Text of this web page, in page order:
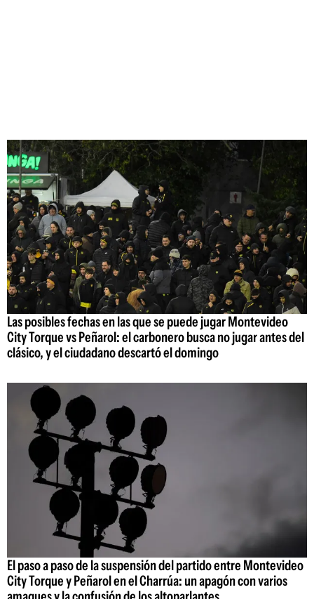
Las posibles fechas en las que se puede jugar Montevideo
City Torque vs Peñarol: el carbonero busca no jugar antes del
clásico, y el ciudadano descartó el domingo
El paso a paso de la suspensión del partido entre Montevideo
City Torque y Peñarol en el Charrúa: un apagón con varios